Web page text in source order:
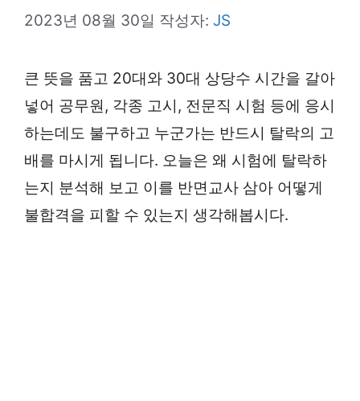
2023년 08월 30일 작성자: JS
큰 뜻을 품고 20대와 30대 상당수 시간을 갈아
넣어 공무원, 각종 고시, 전문직 시험 등에 응시
하는데도 불구하고 누군가는 반드시 탈락의 고
배를 마시게 됩니다. 오늘은 왜 시험에 탈락하
는지 분석해 보고 이를 반면교사 삼아 어떻게
불합격을 피할 수 있는지 생각해봅시다.